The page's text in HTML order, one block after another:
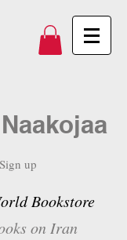
Naakojaa
up
Bookstore
on Iran